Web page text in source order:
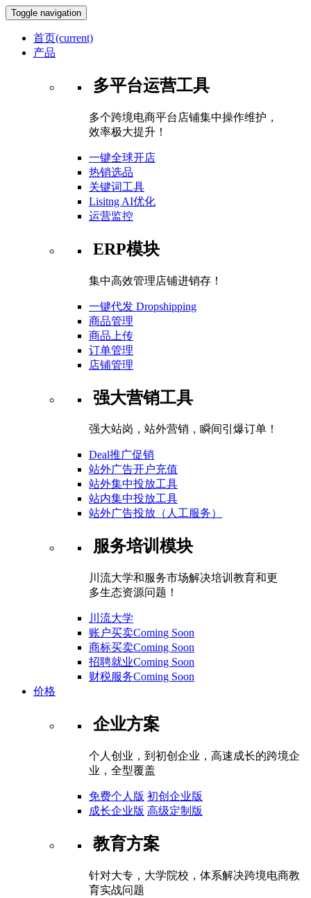
Toggle navigation
首页(current)
产品
多平台运营工具
多个跨境电商平台店铺集中操作维护，
效率极大提升！
一键全球开店
热销选品
关键词工具
Lisitng AI优化
运营监控
ERP模块
集中高效管理店铺进销存！
一键代发 Dropshipping
商品管理
商品上传
订单管理
店铺管理
强大营销工具
强大站岗，站外营销，瞬间引爆订单！
Deal推广促销
站外广告开户充值
站外集中投放工具
站内集中投放工具
站外广告投放（人工服务）
服务培训模块
川流大学和服务市场解决培训教育和更
多生态资源问题！
川流大学
账户买卖Coming Soon
商标买卖Coming Soon
招聘就业Coming Soon
财税服务Coming Soon
价格
企业方案
个人创业，到初创企业，高速成长的跨境企
业，全型覆盖
免费个人版 初创企业版
成长企业版 高级定制版
教育方案
针对大专，大学院校，体系解决跨境电商教
育实战问题